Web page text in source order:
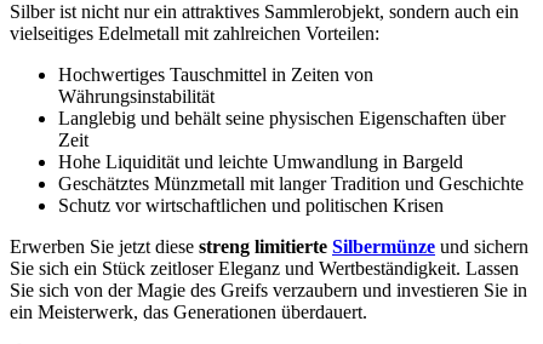
Silber ist nicht nur ein attraktives Sammlerobjekt, sondern auch ein
vielseitiges Edelmetall mit zahlreichen Vorteilen:
Hochwertiges Tauschmittel in Zeiten von
Währungsinstabilität
Langlebig und behält seine physischen Eigenschaften über
Zeit
Hohe Liquidität und leichte Umwandlung in Bargeld
Geschätztes Münzmetall mit langer Tradition und Geschichte
Schutz vor wirtschaftlichen und politischen Krisen
Erwerben Sie jetzt diese streng limitierte Silbermünze und sichern
Sie sich ein Stück zeitloser Eleganz und Wertbeständigkeit. Lassen
Sie sich von der Magie des Greifs verzaubern und investieren Sie in
ein Meisterwerk, das Generationen überdauert.